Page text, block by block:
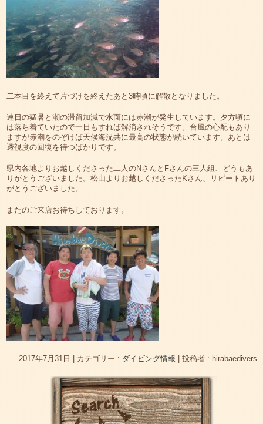
二本目を終えて片づけを終えたあと3時頃に解散となりました。
連日の猛暑と潮の滞留加減で水面には赤潮が発生しています。夕方頃に
は落ち着ていたので一日もすれば解消されそうです。台風の心配もあり
ますが赤潮をのぞけば天候海況共に最高の状態が続いています。あとは
透視度の回復を待つばかりです。
県内各地よりお越しくださった二人のNさんとFさんの三人組、どうもあ
りがとうございました。松山よりお越しくださったKさん、リピートあり
がとうございました。
またのご来店お待ちしております。
2017年7月31日 カテゴリー : ダイビング情報 投稿者 : hirabaedivers